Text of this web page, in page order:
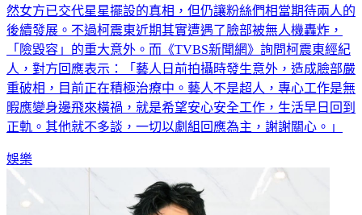
然女方已交代星星擺設的真相，但仍讓粉絲們相當期待兩人的
後續發展。不過柯震東近期其實遭遇了臉部被無人機轟炸，
「險毀容」的重大意外。而《TVBS新聞網》詢問柯震東經紀
人，對方回應表示：「藝人日前拍攝時發生意外，造成臉部嚴
重破相，目前正在積極治療中。藝人不是超人，專心工作是無
暇應變身邊飛來橫禍，就是希望安心安全工作，生活早日回到
正軌。其他就不多談，一切以劇組回應為主，謝謝關心。」
娛樂